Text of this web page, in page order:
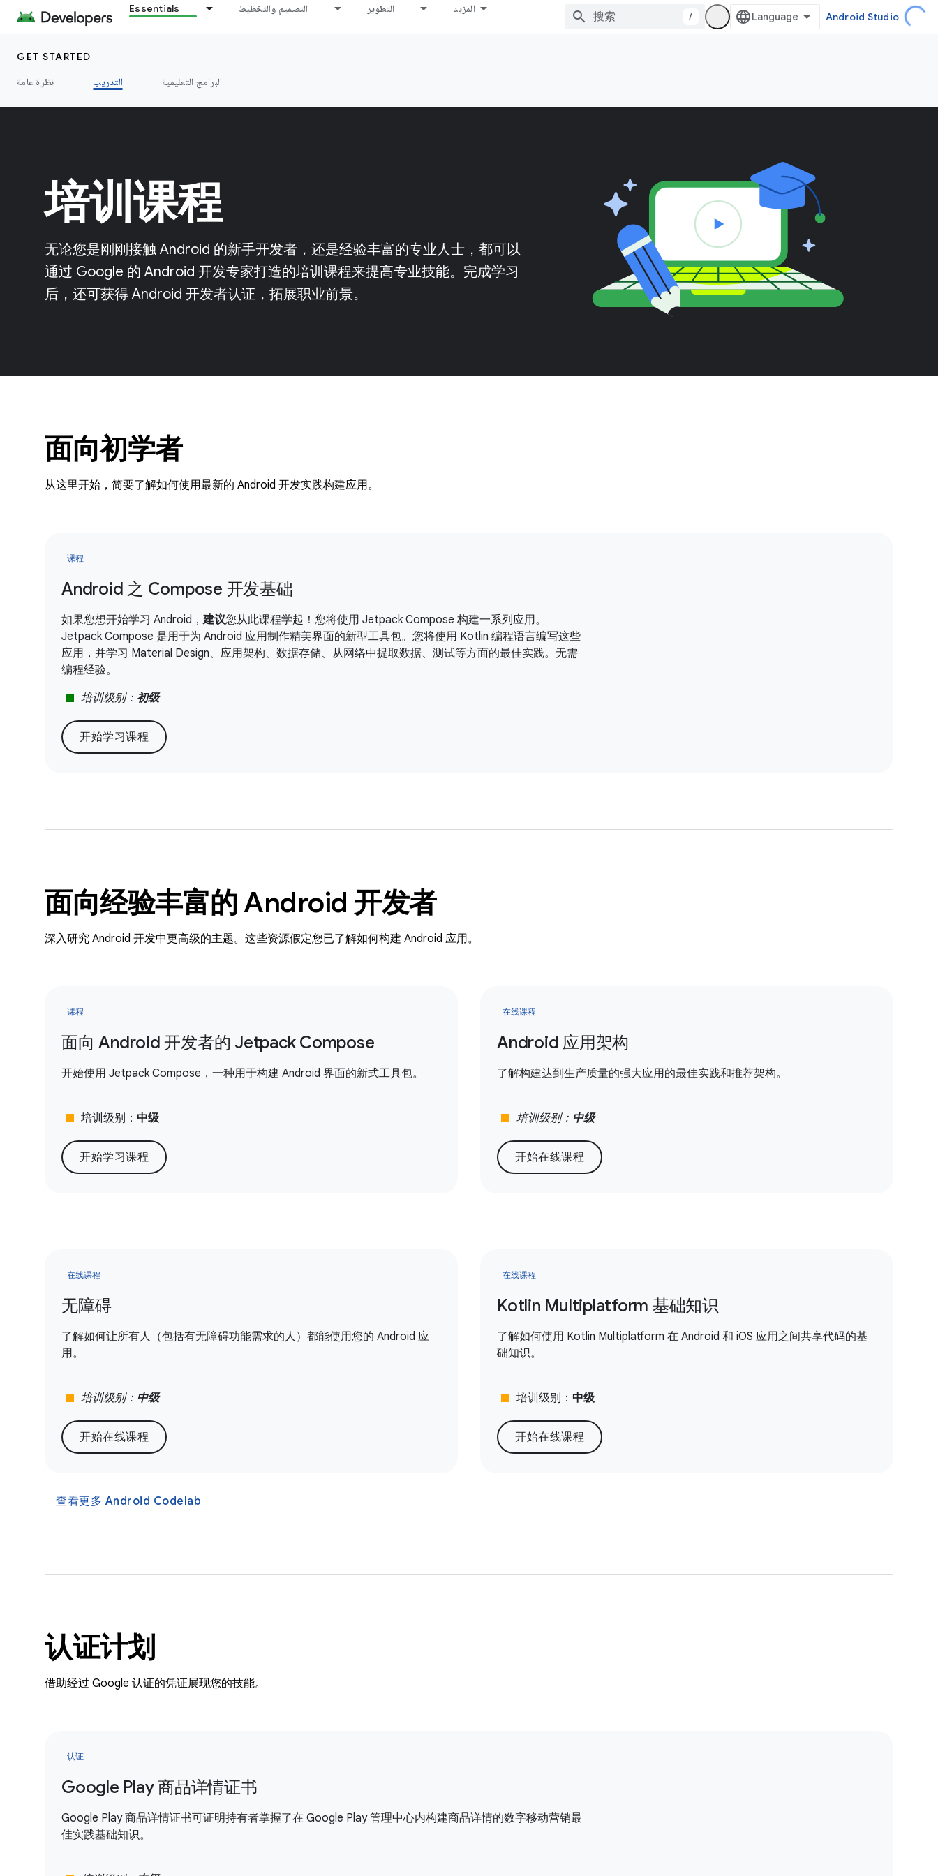
Essentials التصميم والتخطيط التطوير المزيد
/ Android Studio
GET STARTED
نظرة عامة
التدريب البرامج التعليمية
培训课程
无论您是刚刚接触 Android 的新手开发者，还是经验丰富的专业人士，都可以
通过 Google 的 Android 开发专家打造的培训课程来提高专业技能。完成学习
后，还可获得 Android 开发者认证，拓展职业前景。
面向初学者
从这里开始，简要了解如何使用最新的 Android 开发实践构建应用。
课程
Android 之 Compose 开发基础
如果您想开始学习 Android，建议您从此课程学起！您将使用 Jetpack Compose 构建一系列应用。
Jetpack Compose 是用于为 Android 应用制作精美界面的新型工具包。您将使用 Kotlin 编程语言编写这些
应用，并学习 Material Design、应用架构、数据存储、从网络中提取数据、测试等方面的最佳实践。无需
编程经验。
stop 培训级别： 初级
开始学习课程
面向经验丰富的 Android 开发者
深入研究 Android 开发中更高级的主题。这些资源假定您已了解如何构建 Android 应用。
课程
面向 Android 开发者的 Jetpack Compose
开始使用 Jetpack Compose，一种用于构建 Android 界面的新式工具包。
stop 培训级别： 中级
开始学习课程
在线课程
Android 应用架构
了解构建达到生产质量的强大应用的最佳实践和推荐架构。
stop 培训级别： 中级
开始在线课程
在线课程
无障碍
了解如何让所有人（包括有无障碍功能需求的人）都能使用您的 Android 应
用。
stop 培训级别： 中级
开始在线课程
在线课程
Kotlin Multiplatform 基础知识
了解如何使用 Kotlin Multiplatform 在 Android 和 iOS 应用之间共享代码的基
础知识。
stop 培训级别： 中级
开始在线课程
查看更多 Android Codelab
认证计划
借助经过 Google 认证的凭证展现您的技能。
认证
Google Play 商品详情证书
Google Play 商品详情证书可证明持有者掌握了在 Google Play 管理中心内构建商品详情的数字移动营销最
佳实践基础知识。